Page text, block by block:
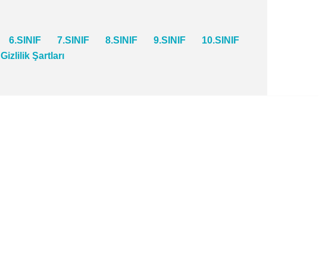
6.SINIF 7.SINIF 8.SINIF 9.SINIF
10.SINIF
Gizlilik Şartları